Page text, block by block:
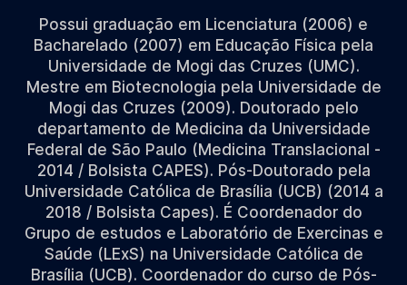
Possui graduação em Licenciatura (2006) e
Bacharelado (2007) em Educação Física pela
Universidade de Mogi das Cruzes (UMC).
Mestre em Biotecnologia pela Universidade de
Mogi das Cruzes (2009). Doutorado pelo
departamento de Medicina da Universidade
Federal de São Paulo (Medicina Translacional -
2014 / Bolsista CAPES). Pós-Doutorado pela
Universidade Católica de Brasília (UCB) (2014 a
2018 / Bolsista Capes). É Coordenador do
Grupo de estudos e Laboratório de Exercinas e
Saúde (LExS) na Universidade Católica de
Brasília (UCB). Coordenador do curso de Pós-